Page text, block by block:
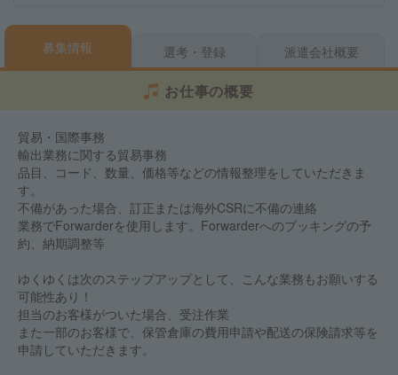
募集情報 選考・登録 派遣会社概要
お仕事の概要
貿易・国際事務
輸出業務に関する貿易事務
品目、コード、数量、価格等などの情報整理をしていただきま
す。
不備があった場合、訂正または海外CSRに不備の連絡
業務でForwarderを使用します。Forwarderへのブッキングの予
約、納期調整等
ゆくゆくは次のステップアップとして、こんな業務もお願いする
可能性あり！
担当のお客様がついた場合、受注作業
また一部のお客様で、保管倉庫の費用申請や配送の保険請求等を
申請していただきます。